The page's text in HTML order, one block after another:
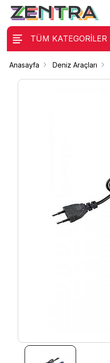
TÜM KATEGORİLER
Anasayfa Deniz Araçları